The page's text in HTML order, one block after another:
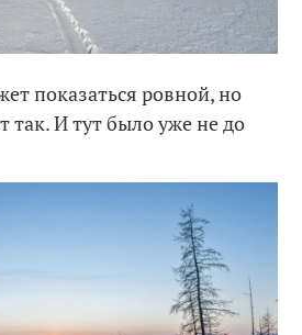
показаться ровной, но
так. И тут было уже не до